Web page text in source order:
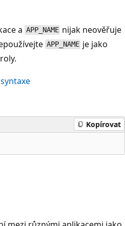
a APP_NAME nijak neověřuje
APP_NAME je jako
Kopírovat